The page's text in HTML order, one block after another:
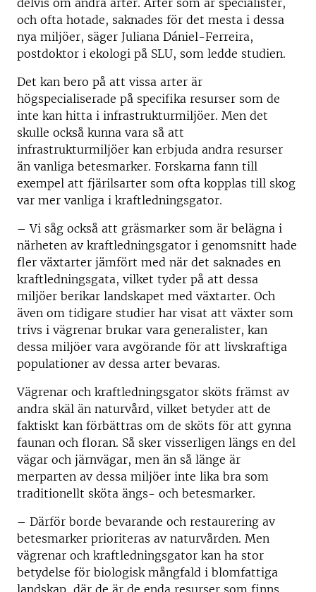
delvis om andra arter. Arter som är specialister,
och ofta hotade, saknades för det mesta i dessa
nya miljöer, säger Juliana Dániel-Ferreira,
postdoktor i ekologi på SLU, som ledde studien.
Det kan bero på att vissa arter är
högspecialiserade på specifika resurser som de
inte kan hitta i infrastrukturmiljöer. Men det
skulle också kunna vara så att
infrastrukturmiljöer kan erbjuda andra resurser
än vanliga betesmarker. Forskarna fann till
exempel att fjärilsarter som ofta kopplas till skog
var mer vanliga i kraftledningsgator.
– Vi såg också att gräsmarker som är belägna i
närheten av kraftledningsgator i genomsnitt hade
fler växtarter jämfört med när det saknades en
kraftledningsgata, vilket tyder på att dessa
miljöer berikar landskapet med växtarter. Och
även om tidigare studier har visat att växter som
trivs i vägrenar brukar vara generalister, kan
dessa miljöer vara avgörande för att livskraftiga
populationer av dessa arter bevaras.
Vägrenar och kraftledningsgator sköts främst av
andra skäl än naturvård, vilket betyder att de
faktiskt kan förbättras om de sköts för att gynna
faunan och floran. Så sker visserligen längs en del
vägar och järnvägar, men än så länge är
merparten av dessa miljöer inte lika bra som
traditionellt sköta ängs- och betesmarker.
– Därför borde bevarande och restaurering av
betesmarker prioriteras av naturvården. Men
vägrenar och kraftledningsgator kan ha stor
betydelse för biologisk mångfald i blomfattiga
landskap, där de är de enda resurser som finns